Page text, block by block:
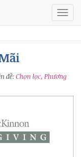
Hiện
menu
đề: Chọn lọc, Phương